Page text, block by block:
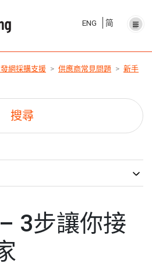
ENG 简
網採購支援 供應商常見問題
新手
3步讓你接